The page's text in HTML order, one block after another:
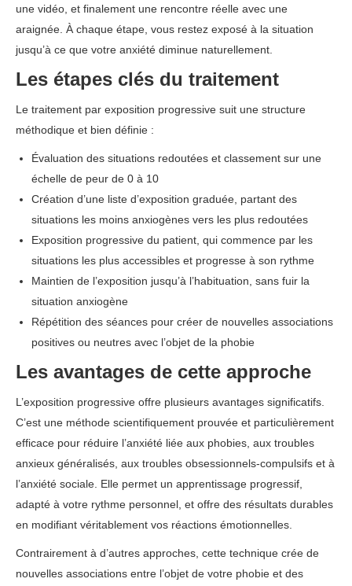
une vidéo, et finalement une rencontre réelle avec une
araignée. À chaque étape, vous restez exposé à la situation
jusqu’à ce que votre anxiété diminue naturellement.
Les étapes clés du traitement
Le traitement par exposition progressive suit une structure
méthodique et bien définie :
Évaluation des situations redoutées et classement sur une
échelle de peur de 0 à 10
Création d’une liste d’exposition graduée, partant des
situations les moins anxiogènes vers les plus redoutées
Exposition progressive du patient, qui commence par les
situations les plus accessibles et progresse à son rythme
Maintien de l’exposition jusqu’à l’habituation, sans fuir la
situation anxiogène
Répétition des séances pour créer de nouvelles associations
positives ou neutres avec l’objet de la phobie
Les avantages de cette approche
L’exposition progressive offre plusieurs avantages significatifs.
C’est une méthode scientifiquement prouvée et particulièrement
efficace pour réduire l’anxiété liée aux phobies, aux troubles
anxieux généralisés, aux troubles obsessionnels-compulsifs et à
l’anxiété sociale. Elle permet un apprentissage progressif,
adapté à votre rythme personnel, et offre des résultats durables
en modifiant véritablement vos réactions émotionnelles.
Contrairement à d’autres approches, cette technique crée de
nouvelles associations entre l’objet de votre phobie et des